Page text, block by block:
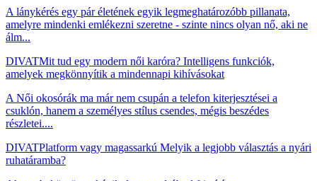
A lánykérés egy pár életének egyik legmeghatározóbb pillanata,
amelyre mindenki emlékezni szeretne - szinte nincs olyan nő, aki ne
álm...
DIVATMit tud egy modern női karóra? Intelligens funkciók,
amelyek megkönnyítik a mindennapi kihívásokat
A Női okosórák ma már nem csupán a telefon kiterjesztései a
csuklón, hanem a személyes stílus csendes, mégis beszédes
részletei....
DIVATPlatform vagy magassarkú Melyik a legjobb választás a nyári
ruhatáramba?